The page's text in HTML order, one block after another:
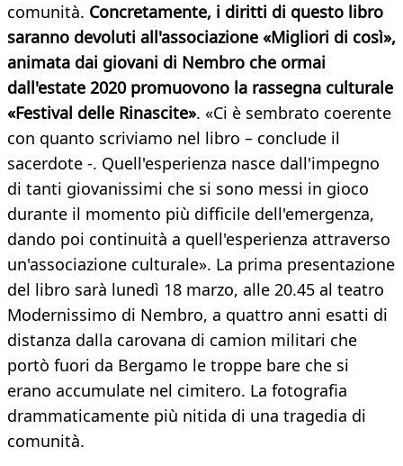
comunità. Concretamente, i diritti di questo libro
saranno devoluti all'associazione «Migliori di così»,
animata dai giovani di Nembro che ormai
dall'estate 2020 promuovono la rassegna culturale
«Festival delle Rinascite». «Ci è sembrato coerente
con quanto scriviamo nel libro – conclude il
sacerdote -. Quell'esperienza nasce dall'impegno
di tanti giovanissimi che si sono messi in gioco
durante il momento più difficile dell'emergenza,
dando poi continuità a quell'esperienza attraverso
un'associazione culturale». La prima presentazione
del libro sarà lunedì 18 marzo, alle 20.45 al teatro
Modernissimo di Nembro, a quattro anni esatti di
distanza dalla carovana di camion militari che
portò fuori da Bergamo le troppe bare che si
erano accumulate nel cimitero. La fotografia
drammaticamente più nitida di una tragedia di
comunità.